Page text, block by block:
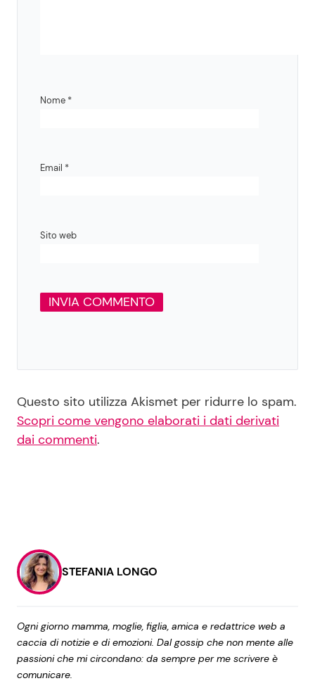
Nome *
Email *
Sito web
Questo sito utilizza Akismet per ridurre lo spam.
Scopri come vengono elaborati i dati derivati
dai commenti.
STEFANIA LONGO
Ogni giorno mamma, moglie, figlia, amica e redattrice web a
caccia di notizie e di emozioni. Dal gossip che non mente alle
passioni che mi circondano: da sempre per me scrivere è
comunicare.